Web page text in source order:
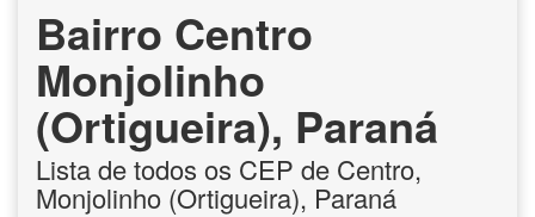
Bairro Centro
Monjolinho
(Ortigueira), Paraná
Lista de todos os CEP de Centro,
Monjolinho (Ortigueira), Paraná